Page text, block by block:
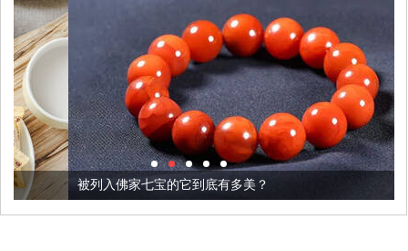
被列入佛家七宝的它到底有多美？